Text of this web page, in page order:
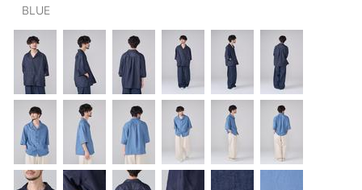
PANTS/SKIRT : パンツ・スカート
TOPS : トップス
OUTERS : アウター
OUTLET : アウトレット
MENS : メンズ
LADIES : レディース
BLUE